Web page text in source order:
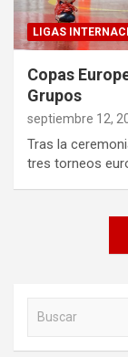
LIGAS
Copas
Grupos
septiembre 12,
Tras la
tres torneos